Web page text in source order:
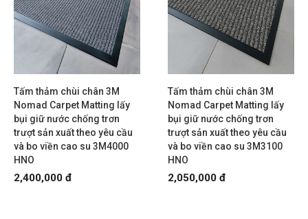
Tấm thảm chùi chân 3M
Nomad Carpet Matting lấy
bụi giữ nước chống trơn
trượt sản xuất theo yêu cầu
và bo viền cao su 3M4000
HNO
2,400,000 đ
Tấm thảm chùi chân 3M
Nomad Carpet Matting lấy
bụi giữ nước chống trơn
trượt sản xuất theo yêu cầu
và bo viền cao su 3M3100
HNO
2,050,000 đ